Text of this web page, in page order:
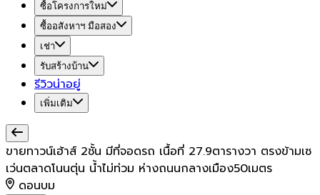
ซื้อโครงการใหม่
ซื้ออสังหาฯ มือสอง
เช่า
รับสร้างบ้าน
รีวิวน่าอยู่
เพิ่มเติม
ขายทาวน์เฮ้าส์ 2ชั้น มีที่จอดรถ เนื้อที่ 27.9ตารางวา ตรงข้ามเซ
เว่นตลาดโนนตุ่น น้ำไม่ท่วม ห่างถนนกลางเมือง50เมตร
ดอนบม